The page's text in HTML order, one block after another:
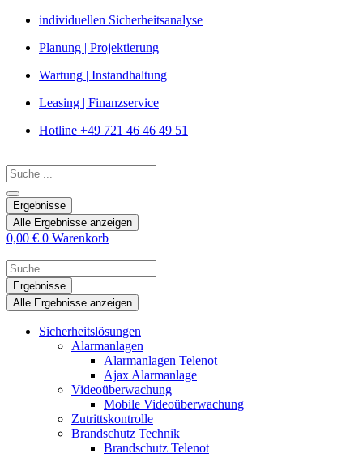
Zum
springen
individuellen Sicherheitsanalyse
Planung | Projektierung
Wartung | Instandhaltung
Leasing | Finanzservice
Hotline +49 721 46 46 49 51
Search
...
Ergebnisse
Alle Ergebnisse anzeigen
0,00 € 0 Warenkorb
Search
...Ergebnisse
Alle Ergebnisse anzeigen
Sicherheitslösungen
Alarmanlagen
Alarmanlagen Telenot
Ajax Alarmanlage
Videoüberwachung
Mobile Videoüberwachung
Zutrittskontrolle
Brandschutz Technik
Brandschutz Telenot